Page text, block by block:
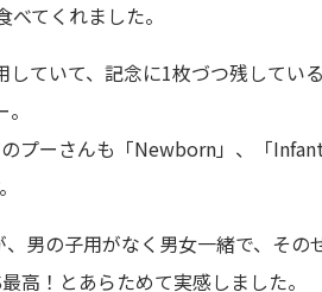
てくれました。
していて、記念に1枚づつ残してい
プーさんも「Newborn」、「Infant
男の子用がなく男女一緒で、その
高！とあらためて実感しました。